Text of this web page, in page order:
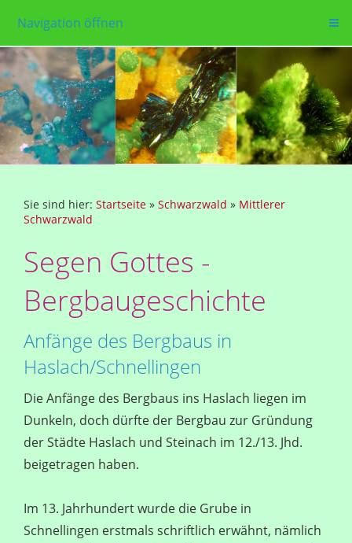
Navigation öffnen
Sie sind hier: Startseite » Schwarzwald » Mittlerer
Schwarzwald
Segen Gottes -
Bergbaugeschichte
Anfänge des Bergbaus in
Haslach/Schnellingen
Die Anfänge des Bergbaus ins Haslach liegen im
Dunkeln, doch dürfte der Bergbau zur Gründung
der Städte Haslach und Steinach im 12./13. Jhd.
beigetragen haben.
Im 13. Jahrhundert wurde die Grube in
Schnellingen erstmals schriftlich erwähnt, nämlich